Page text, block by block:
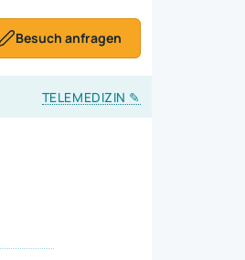
Besuch anfragen
TELEMEDIZIN ✎